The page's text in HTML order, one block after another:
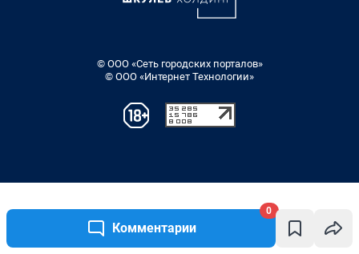
Комментарии
0